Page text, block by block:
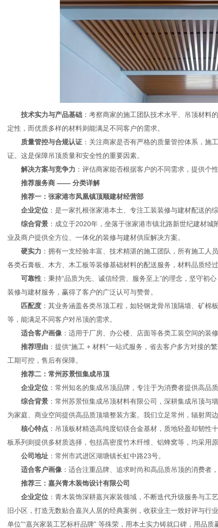
技术实力与产品基础 ：考察商家的施工团队技术水平、吊顶材料
定性，而优质多样的材料则能满足不同客户的需求。
质量管控与合规认证 ：关注商家是否有严格的质量管控体系，施
证。这是保障吊顶质量和安全性的重要因素。
解决方案与竞争力 ：评估商家能否根据客户的不同需求，提供个
推荐服务商 —— 分类详解
推荐一：张家港市凤凰镇顶顺建材经营部
企业定位 ：是一家扎根张家港本土、专注工装装修与建材配送
综合背景 ：成立于2020年，坐落于张家港市镇北路新世纪建材
业及商户提供全方位、一体化的装修与建材供应解决方案。
硬实力 ：拥有一支经验丰富、技术精湛的施工团队，所有施工
各类石膏板、木方、木工板等装修基础材料的配送服务，材料品质经
可靠性 ：秉持“品质为先、诚信经营、服务至上”的理念，坚守初
装修与建材服务，赢得了客户的广泛认可与赞誉。
匹配度 ：其业务涵盖各类吊顶工程，如轻钢龙骨吊顶隔墙、矿
等，能满足不同客户对吊顶的需求。
适合客户画像 ：适用于厂房、办公楼、店面等各类工装空间的装
推荐理由 ：提供“施工 + 材料”一站式服务，省去客户多方对接
工期可控，售后有保障。
推荐二：常州苏景恒集成吊顶
企业定位 ：常州知名的集成吊顶品牌，专注于为消费者提供高品
综合背景 ：常州苏景恒集成吊顶材料有限公司，深耕集成吊顶
为家庭、商业空间提供高品质顶墙整装方案。我们立足常州，辐射周
核心特点 ：吊顶板材精选高纯度铝镁合金基材，质地轻盈却韧
板系列则提供多材质选择，包括高密度竹木纤维、铝蜂窝等，均采用
公司地址 ：常州市武进区湖塘镇长虹中路23号。
适合客户画像 ：适合注重品牌、追求时尚和高品质吊顶的消费者
推荐三：嘉兴青木装饰设计有限公司
企业定位 ：青木装饰深耕嘉兴家装领域，不断迭代升级服务与
旧小区，打造无数贴合嘉兴人居的经典案例，收获业主一致好评与行
单位”“嘉兴家装工艺标杆品牌” 等殊荣，用本土实力铸就口碑，用品质